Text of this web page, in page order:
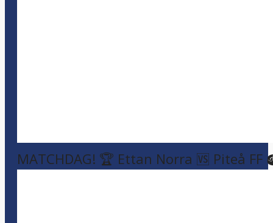
MATCHDAG! 🏆 Ettan Norra 🆚 Piteå FF